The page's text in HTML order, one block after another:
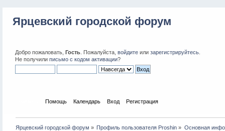
Ярцевский городской форум
Добро пожаловать, Гость. Пожалуйста, войдитеили зарегистрируйтесь.
Не получили письмо с кодом активации?
Помощь Календарь Вход Регистрация
Ярцевский городской форум » Профиль пользователя Proshin » Основная